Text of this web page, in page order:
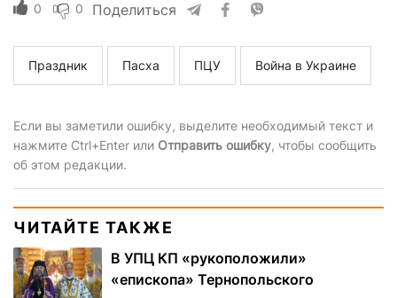
0 0 Поделиться
Праздник Пасха ПЦУ Война в Украине
Если вы заметили ошибку, выделите необходимый текст и
нажмите Ctrl+Enter или Отправить ошибку, чтобы сообщить
об этом редакции.
ЧИТАЙТЕ ТАКЖЕ
В УПЦ КП «рукоположили»
«епископа» Тернопольского